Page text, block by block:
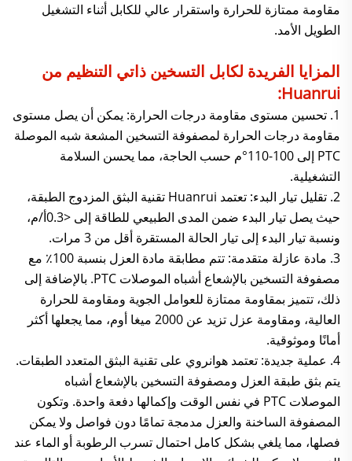
مقاومة ممتازة للحرارة واستقرار عالي للكابل أثناء التشغيل
الطويل الأمد.
المزايا الفريدة لكابل التسخين ذاتي التنظيم من
Huanrui:
1. تحسين مستوى مقاومة درجات الحرارة: يمكن أن يصل مستوى
مقاومة درجات الحرارة لمصفوفة التسخين المشعة شبه الموصلة
PTC إلى 100-110°م حسب الحاجة، مما يحسن السلامة
التشغيلية.
2. تقليل تيار البدء: تعتمد Huanrui تقنية البثق المزدوج الطبقة،
حيث يصل تيار البدء ضمن المدى الطبيعي للطاقة إلى <0.3أ/م،
ونسبة تيار البدء إلى تيار الحالة المستقرة أقل من 3 مرات.
3. مادة عازلة متقدمة: تتم مطابقة مادة العزل بنسبة 100٪ مع
مصفوفة التسخين بالإشعاع أشباه الموصلات PTC. بالإضافة إلى
ذلك، تتميز بمقاومة ممتازة للعوامل الجوية ومقاومة للحرارة
العالية، ومقاومة عزل تزيد عن 2000 ميغا أوم، مما يجعلها أكثر
أمانًا وموثوقية.
4. عملية جديدة: تعتمد هوانروي على تقنية البثق المتعدد الطبقات.
يتم بثق طبقة العزل ومصفوفة التسخين بالإشعاع أشباه
الموصلات PTC في نفس الوقت وإكمالها دفعة واحدة. وتكون
المصفوفة الساخنة والعزل مدمجة تمامًا دون فواصل ولا يمكن
فصلها، مما يلغي بشكل كامل احتمال تسرب الرطوبة أو الماء عند